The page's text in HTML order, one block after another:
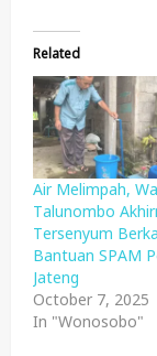
Related
Air Melimpah,
Talunombo
Tersenyum
Bantuan SPAM
Jateng
October 7, 2025
In "Wonosobo"